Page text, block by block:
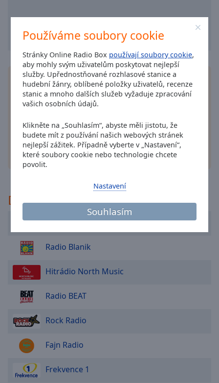
Používáme soubory cookie
Stránky Online Radio Box používají soubory cookie,
aby mohly svým uživatelům poskytovat nejlepší
služby. Upřednostňované rozhlasové stanice a
hudební žánry, oblíbené položky uživatelů, recenze
stanic a mnoho dalších služeb vyžaduje zpracování
vašich osobních údajů.
Klikněte na „Souhlasím“, abyste měli jistotu, že
budete mít z používání našich webových stránek
nejlepší zážitek. Případně vyberte v „Nastavení“,
které soubory cookie nebo technologie chcete
povolit.
Souhlasím
Nastavení
and
window.
Background
Caption
Area
Background
Opacity
Size
Style
Nainstalujte si na svůj smartphone zdarma
aplikaciOnline Radio Box a poslouchejte své
oblíbené rozhlasové stanice online – ať jste
jiné možnost
Doporučeno
Evropa 2
Radio Blanik
Hitrádio North Music
Radio BEAT
Rock Radio
Fajn Radio
Frekvence 1